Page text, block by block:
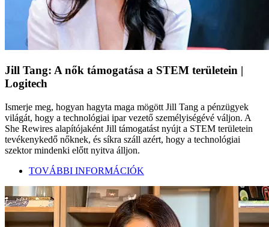
Jill Tang: A nők támogatása a STEM területein |
Logitech
Ismerje meg, hogyan hagyta maga mögött Jill Tang a pénzügyek
világát, hogy a technológiai ipar vezető személyiségévé váljon. A
She Rewires alapítójaként Jill támogatást nyújt a STEM területein
tevékenykedő nőknek, és síkra száll azért, hogy a technológiai
szektor mindenki előtt nyitva álljon.
TOVÁBBI INFORMÁCIÓK